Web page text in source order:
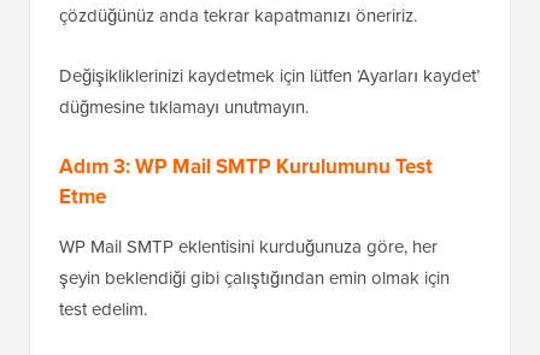
çözdüğünüz anda tekrar kapatmanızı öneririz.
Değişikliklerinizi kaydetmek için lütfen ‘Ayarları kaydet’
düğmesine tıklamayı unutmayın.
Adım 3: WP Mail SMTP Kurulumunu Test
Etme
WP Mail SMTP eklentisini kurduğunuza göre, her
şeyin beklendiği gibi çalıştığından emin olmak için
test edelim.